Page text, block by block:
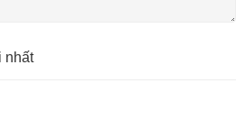
nhất